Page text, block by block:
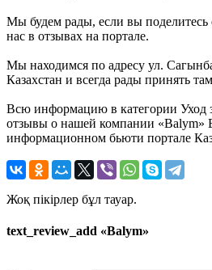
Мы будем рады, если вы
нас в отзывах на портале.
Мы находимся по адресу ул.
Казахстан и всегда рады принять
Всю информацию в категории Уход
отзывы о нашей компании «Balym»
информационном бьюти портале
Жоқ пікірлер бұл тауар.
text_review_add «Balym»